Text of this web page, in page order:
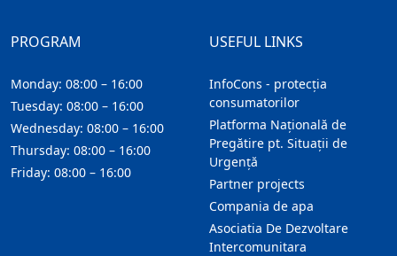
USEFUL LINKS
InfoCons - protecția
consumatorilor
Platforma Națională de
Pregătire pt. Situații de
Urgență
Partner projects
Compania de apa
Asociatia De Dezvoltare
Intercomunitara
PROGRAM
Monday: 08:00 – 16:00
Tuesday: 08:00 – 16:00
Wednesday: 08:00 – 16:00
Thursday: 08:00 – 16:00
Friday: 08:00 – 16:00